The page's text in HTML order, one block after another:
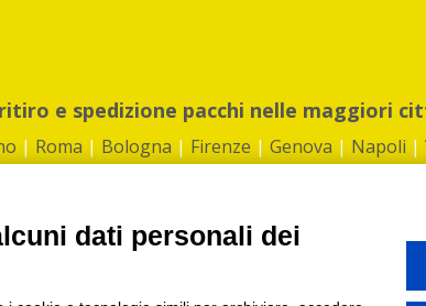
e spedizione pacchi nelle maggiori
| Roma | Bologna | Firenze | Genova | Napoli |
dati personali dei